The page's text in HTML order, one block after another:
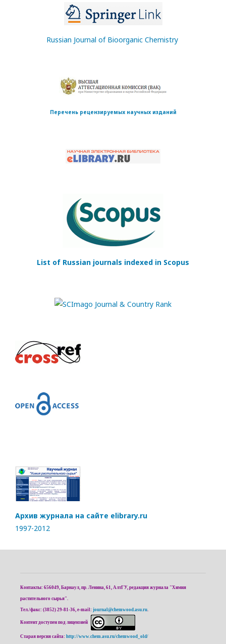
Russian Journal of Bioorganic Chemistry
Перечень рецензируемых научных изданий
List of Russian journals indexed in Scopus
Архив журнала на сайте elibrary.ru
1997-2012
Контакты: 656049, Барнаул, пр. Ленина, 61, АлтГУ, редакция журнала "Химия
растительного сырья".
Тел./факс: (3852) 29-81-36, e-mail: journal@chemwood.asu.ru.
Контент доступен под лицензией
Старая версия сайта: http://www.chem.asu.ru/chemwood_old/